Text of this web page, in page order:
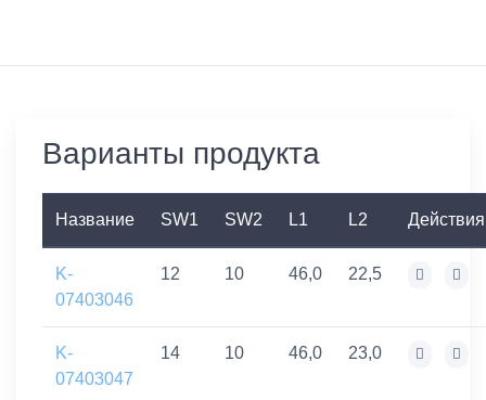
Варианты продукта
Название SW1 SW2 L1 L2 Действия
K-
07403046
12 10 46,0 22,5
K-
07403047
14 10 46,0 23,0